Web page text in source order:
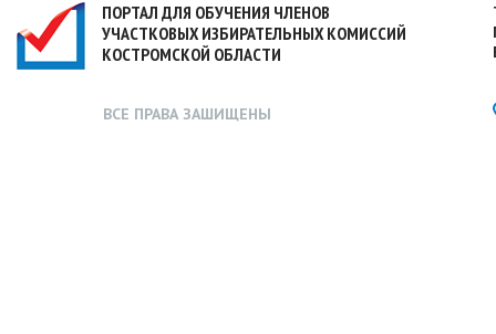
ПОРТАЛ ДЛЯ ОБУЧЕНИЯ ЧЛЕНОВ
УЧАСТКОВЫХ ИЗБИРАТЕЛЬНЫХ КОМИССИЙ
КОСТРОМСКОЙ ОБЛАСТИ
ВСЕ ПРАВА ЗАШИЩЕНЫ